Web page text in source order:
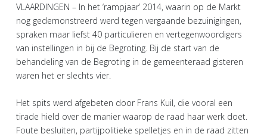
VLAARDINGEN – In het ‘rampjaar’ 2014, waarin op de Markt
nog gedemonstreerd werd tegen vergaande bezuinigingen,
spraken maar liefst 40 particulieren en vertegenwoordigers
van instellingen in bij de Begroting. Bij de start van de
behandeling van de Begroting in de gemeenteraad gisteren
waren het er slechts vier.
Het spits werd afgebeten door Frans Kuil, die vooral een
tirade hield over de manier waarop de raad haar werk doet.
Foute besluiten, partijpolitieke spelletjes en in de raad zitten